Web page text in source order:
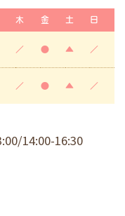
木 金 土 日
／ ● ▲ ／
／ ● ▲ ／
14:00-16:30